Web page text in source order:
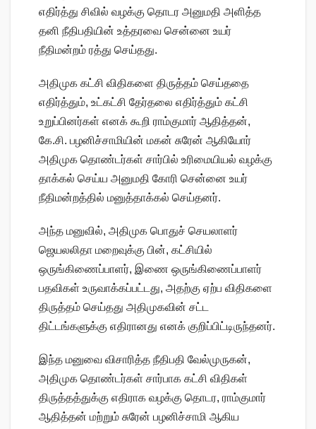
எதிர்த்து சிவில் வழக்கு தொடர அனுமதி அளித்த
தனி நீதிபதியின் உத்தரவை சென்னை உயர்
நீதிமன்றம் ரத்து செய்தது.
அதிமுக கட்சி விதிகளை திருத்தம் செய்ததை
எதிர்த்தும், உட்கட்சி தேர்தலை எதிர்த்தும் கட்சி
உறுப்பினர்கள் எனக் கூறி ராம்குமார் ஆதித்தன்,
கே.சி. பழனிச்சாமியின் மகன் சுரேன் ஆகியோர்
அதிமுக தொண்டர்கள் சார்பில் உரிமையியல் வழக்கு
தாக்கல் செய்ய அனுமதி கோரி சென்னை உயர்
நீதிமன்றத்தில் மனுத்தாக்கல் செய்தனர்.
அந்த மனுவில், அதிமுக பொதுச் செயலாளர்
ஜெயலலிதா மறைவுக்கு பின், கட்சியில்
ஒருங்கிணைப்பாளர், இணை ஒருங்கிணைப்பாளர்
பதவிகள் உருவாக்கப்பட்டது, அதற்கு ஏற்ப விதிகளை
திருத்தம் செய்தது அதிமுகவின் சட்ட
திட்டங்களுக்கு எதிரானது எனக் குறிப்பிட்டிருந்தனர்.
இந்த மனுவை விசாரித்த நீதிபதி வேல்முருகன்,
அதிமுக தொண்டர்கள் சார்பாக கட்சி விதிகள்
திருத்தத்துக்கு எதிராக வழக்கு தொடர, ராம்குமார்
ஆதித்தன் மற்றும் சுரேன் பழனிச்சாமி ஆகிய